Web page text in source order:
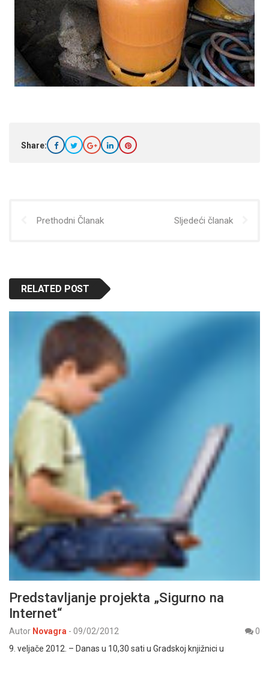
Share:
Prethodni Članak Sljedeći članak
RELATED POST
Predstavljanje projekta „Sigurno na
Internet“
Autor Novagra - 09/02/2012
0
9. veljače 2012. – Danas u 10,30 sati u Gradskoj knjižnici u